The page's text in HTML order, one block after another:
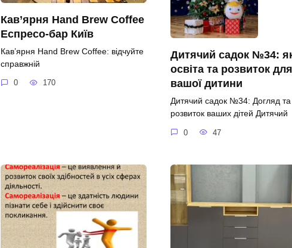
Кав’ярня Hand Brew Coffee
Еспресо-бар Київ
Кав’ярня Hand Brew Coffee: відчуйте
справжній
0 170
Дитячий садок №34:
освіта та розвиток для
вашої дитини
Дитячий садок №34: Догляд та
розвиток ваших дітей Дитячий
0 47